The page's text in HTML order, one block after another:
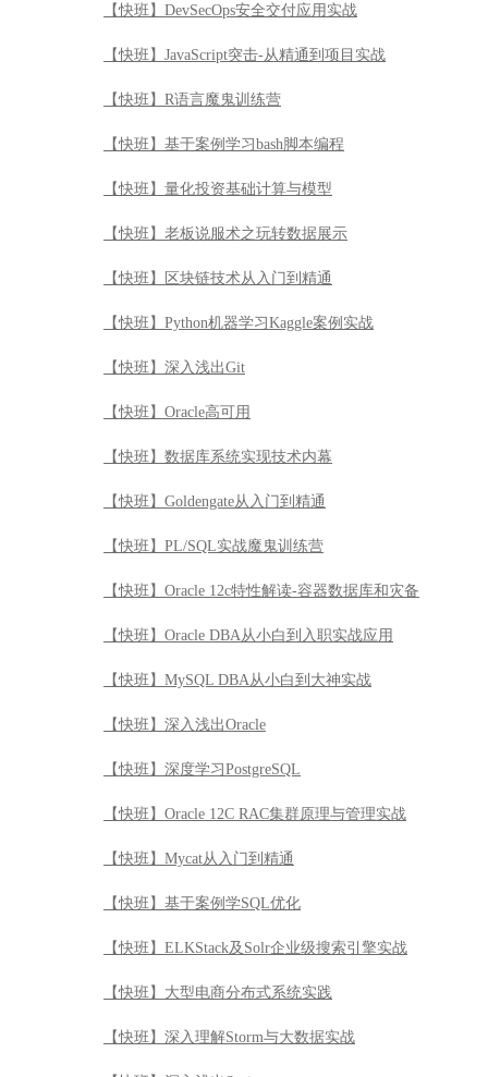
【快班】DevSecOps安全交付应用实战
【快班】JavaScript突击-从精通到项目实战
【快班】R语言魔鬼训练营
【快班】基于案例学习bash脚本编程
【快班】量化投资基础计算与模型
【快班】老板说服术之玩转数据展示
【快班】区块链技术从入门到精通
【快班】Python机器学习Kaggle案例实战
【快班】深入浅出Git
【快班】Oracle高可用
【快班】数据库系统实现技术内幕
【快班】Goldengate从入门到精通
【快班】PL/SQL实战魔鬼训练营
【快班】Oracle 12c特性解读-容器数据库和灾备
【快班】Oracle DBA从小白到入职实战应用
【快班】MySQL DBA从小白到大神实战
【快班】深入浅出Oracle
【快班】深度学习PostgreSQL
【快班】Oracle 12C RAC集群原理与管理实战
【快班】Mycat从入门到精通
【快班】基于案例学SQL优化
【快班】ELKStack及Solr企业级搜索引擎实战
【快班】大型电商分布式系统实践
【快班】深入理解Storm与大数据实战